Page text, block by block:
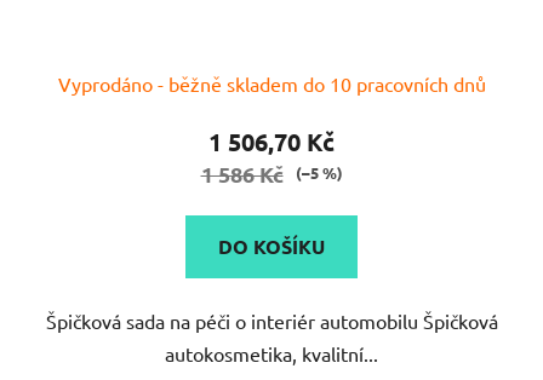
Vyprodáno - běžně skladem do 10 pracovních dnů
1 506,70 Kč
1 586 Kč (–5 %)
DO KOŠÍKU
Špičková sada na péči o interiér automobilu Špičková
autokosmetika, kvalitní...